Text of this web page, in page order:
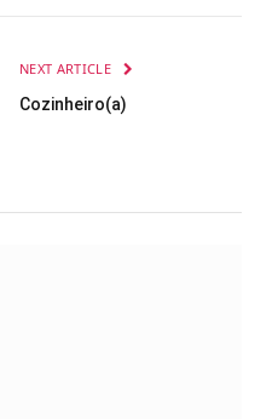
NEXT ARTICLE
Cozinheiro(a)